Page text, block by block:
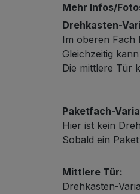
HPL-Material
Mehr Infos/
Drehkasten-
Im oberen Fach
Gleichzeitig
Die mittlere Tür
Paketfach-
Hier ist kein
Sobald ein
Mittlere Tür:
Drehkasten-